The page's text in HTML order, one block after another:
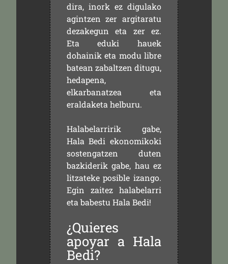
dira, inork ez digulako
agintzen zer argitaratu
dezakegun eta zer ez.
Eta eduki hauek
dohainik eta modu libre
batean zabaltzen ditugu,
hedapena,
elkarbanatzea eta
eraldaketa helburu.
Halabelarririk gabe,
Hala Bedi ekonomikoki
sostengatzen duten
bazkiderik gabe, hau ez
litzateke posible izango.
Egin zaitez halabelarri
eta babestu Hala Bedi!
¿Quieres
apoyar a Hala
Bedi?